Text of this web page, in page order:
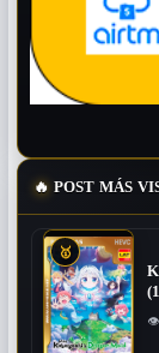
🔥 POST MÁS
🥇
👁